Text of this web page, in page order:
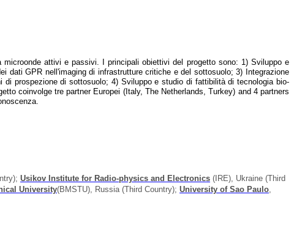
attivi e passivi. I principali obiettivi del progetto sono: 1) Sviluppo e
GPR nell'imaging di infrastrutture critiche e del sottosuolo; 3) Integrazione
prospezione di sottosuolo; 4) Sviluppo e studio di fattibilità di tecnologia bio-
coinvolge tre partner Europei (Italy, The Netherlands, Turkey) and 4 partners
; Usikov Institute for Radio-physics and Electronics (IRE), Ukraine (Third
University(BMSTU), Russia (Third Country); University of Sao Paulo,